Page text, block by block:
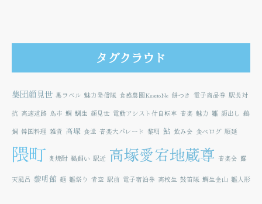
タグクラウド
集団顔見世 黒ラベル 魅力発信隊 食感農園KazetoNe 餅つき 電子商品券 駅長対
抗 高速道路 鳥市 鯛 鯛生 顔見世 電動アシスト付自転車 音楽 魅力 雛 顔出し 鵜
飼 韓国料理 雑貨 高塚 食堂 音楽大パレード 黎明 鮎 飲み会 食べログ 順延
隈町 麦焼酎 鵜飼い 駅近 高塚愛宕地蔵尊 音楽会 露
天風呂 黎明館 麺 雛祭り 青空 駅前 電子宿泊券 高校生 鼓笛隊 鯛生金山 雛人形